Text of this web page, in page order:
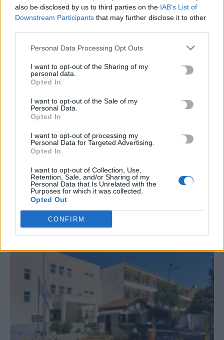
also be disclosed by us to third parties on the IAB’s List of
Downstream Participants that may further disclose it to other
Personal Data Processing Opt Outs
I want to opt-out of the Sharing of my
personal data.
Opted In
I want to opt-out of the Sale of my
Personal Data.
Opted In
I want to opt-out of processing my
Personal Data for Targeted Advertising.
Opted In
I want to opt-out of Collection, Use,
Retention, Sale, and/or Sharing of my
Personal Data that Is Unrelated with the
Purposes for which it was collected.
Opted Out
CONFIRM
8 Αυγούστου, 2026
Μυστράς: «Γιατί έβαλε τον πατέρα του στην κατάψυξη» – Το
μακάβριο σχέδιο που εξετάζουν οι Αρχές
Συνελήφθη ένα ακόμη μέλος της συμμορίας του «Έντικ»
TRENDING
ΠΑΖΑΡΙ #
ΣΧΕΤΙΚΆ ΆΡΘΡΑ